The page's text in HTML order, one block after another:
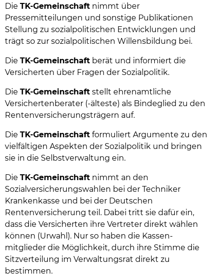
Die TK-Gemeinschaft nimmt über
Pressemitteilungen und sonstige Publikationen
Stellung zu sozialpolitischen Entwicklungen und
trägt so zur sozialpolitischen Willensbildung bei.
Die TK-Gemeinschaft berät und informiert die
Versicherten über Fragen der Sozialpolitik.
Die TK-Gemeinschaft stellt ehrenamtliche
Versichertenberater (-älteste) als Bindeglied zu den
Rentenversicherungsträgern auf.
Die TK-Gemeinschaft formuliert Argumente zu den
vielfältigen Aspekten der Sozialpolitik und bringen
sie in die Selbstverwaltung ein.
Die TK-Gemeinschaft nimmt an den
Sozialversicherungswahlen bei der Techniker
Krankenkasse und bei der Deutschen
Rentenversicherung teil. Dabei tritt sie dafür ein,
dass die Versicherten ihre Vertreter direkt wählen
können (Urwahl). Nur so haben die Kassen-
mitglieder die Möglichkeit, durch ihre Stimme die
Sitzverteilung im Verwaltungsrat direkt zu
bestimmen.